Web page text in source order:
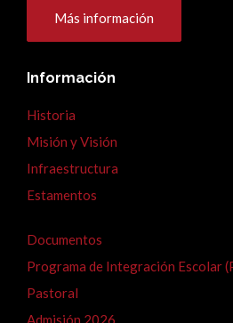
Más información
Información
Historia
Misión y Visión
Infraestructura
Estamentos
Documentos
Programa de Integración Escolar
Pastoral
Admisión 2026